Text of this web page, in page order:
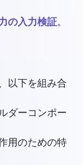
の入力検証。
以下を組み合
ダーコンポー
用のための特